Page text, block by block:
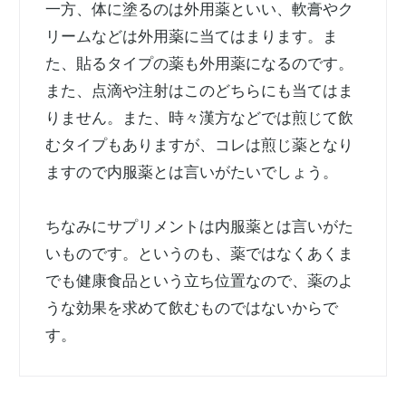
一方、体に塗るのは外用薬といい、軟膏やク
リームなどは外用薬に当てはまります。ま
た、貼るタイプの薬も外用薬になるのです。
また、点滴や注射はこのどちらにも当てはま
りません。また、時々漢方などでは煎じて飲
むタイプもありますが、コレは煎じ薬となり
ますので内服薬とは言いがたいでしょう。
ちなみにサプリメントは内服薬とは言いがた
いものです。というのも、薬ではなくあくま
でも健康食品という立ち位置なので、薬のよ
うな効果を求めて飲むものではないからで
す。